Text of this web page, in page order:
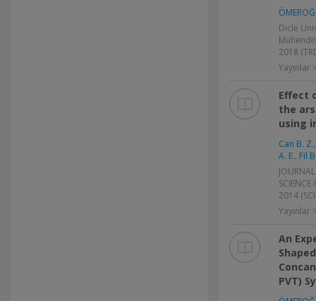
Dicle
2018
Yayınlar
Effect
the
using
Can B. Z.
A. E., Fil
2014
Yayınlar
An
PVT)